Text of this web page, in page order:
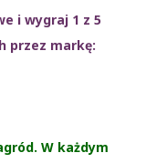
i wygraj 1 z 5
przez markę:
W każdym